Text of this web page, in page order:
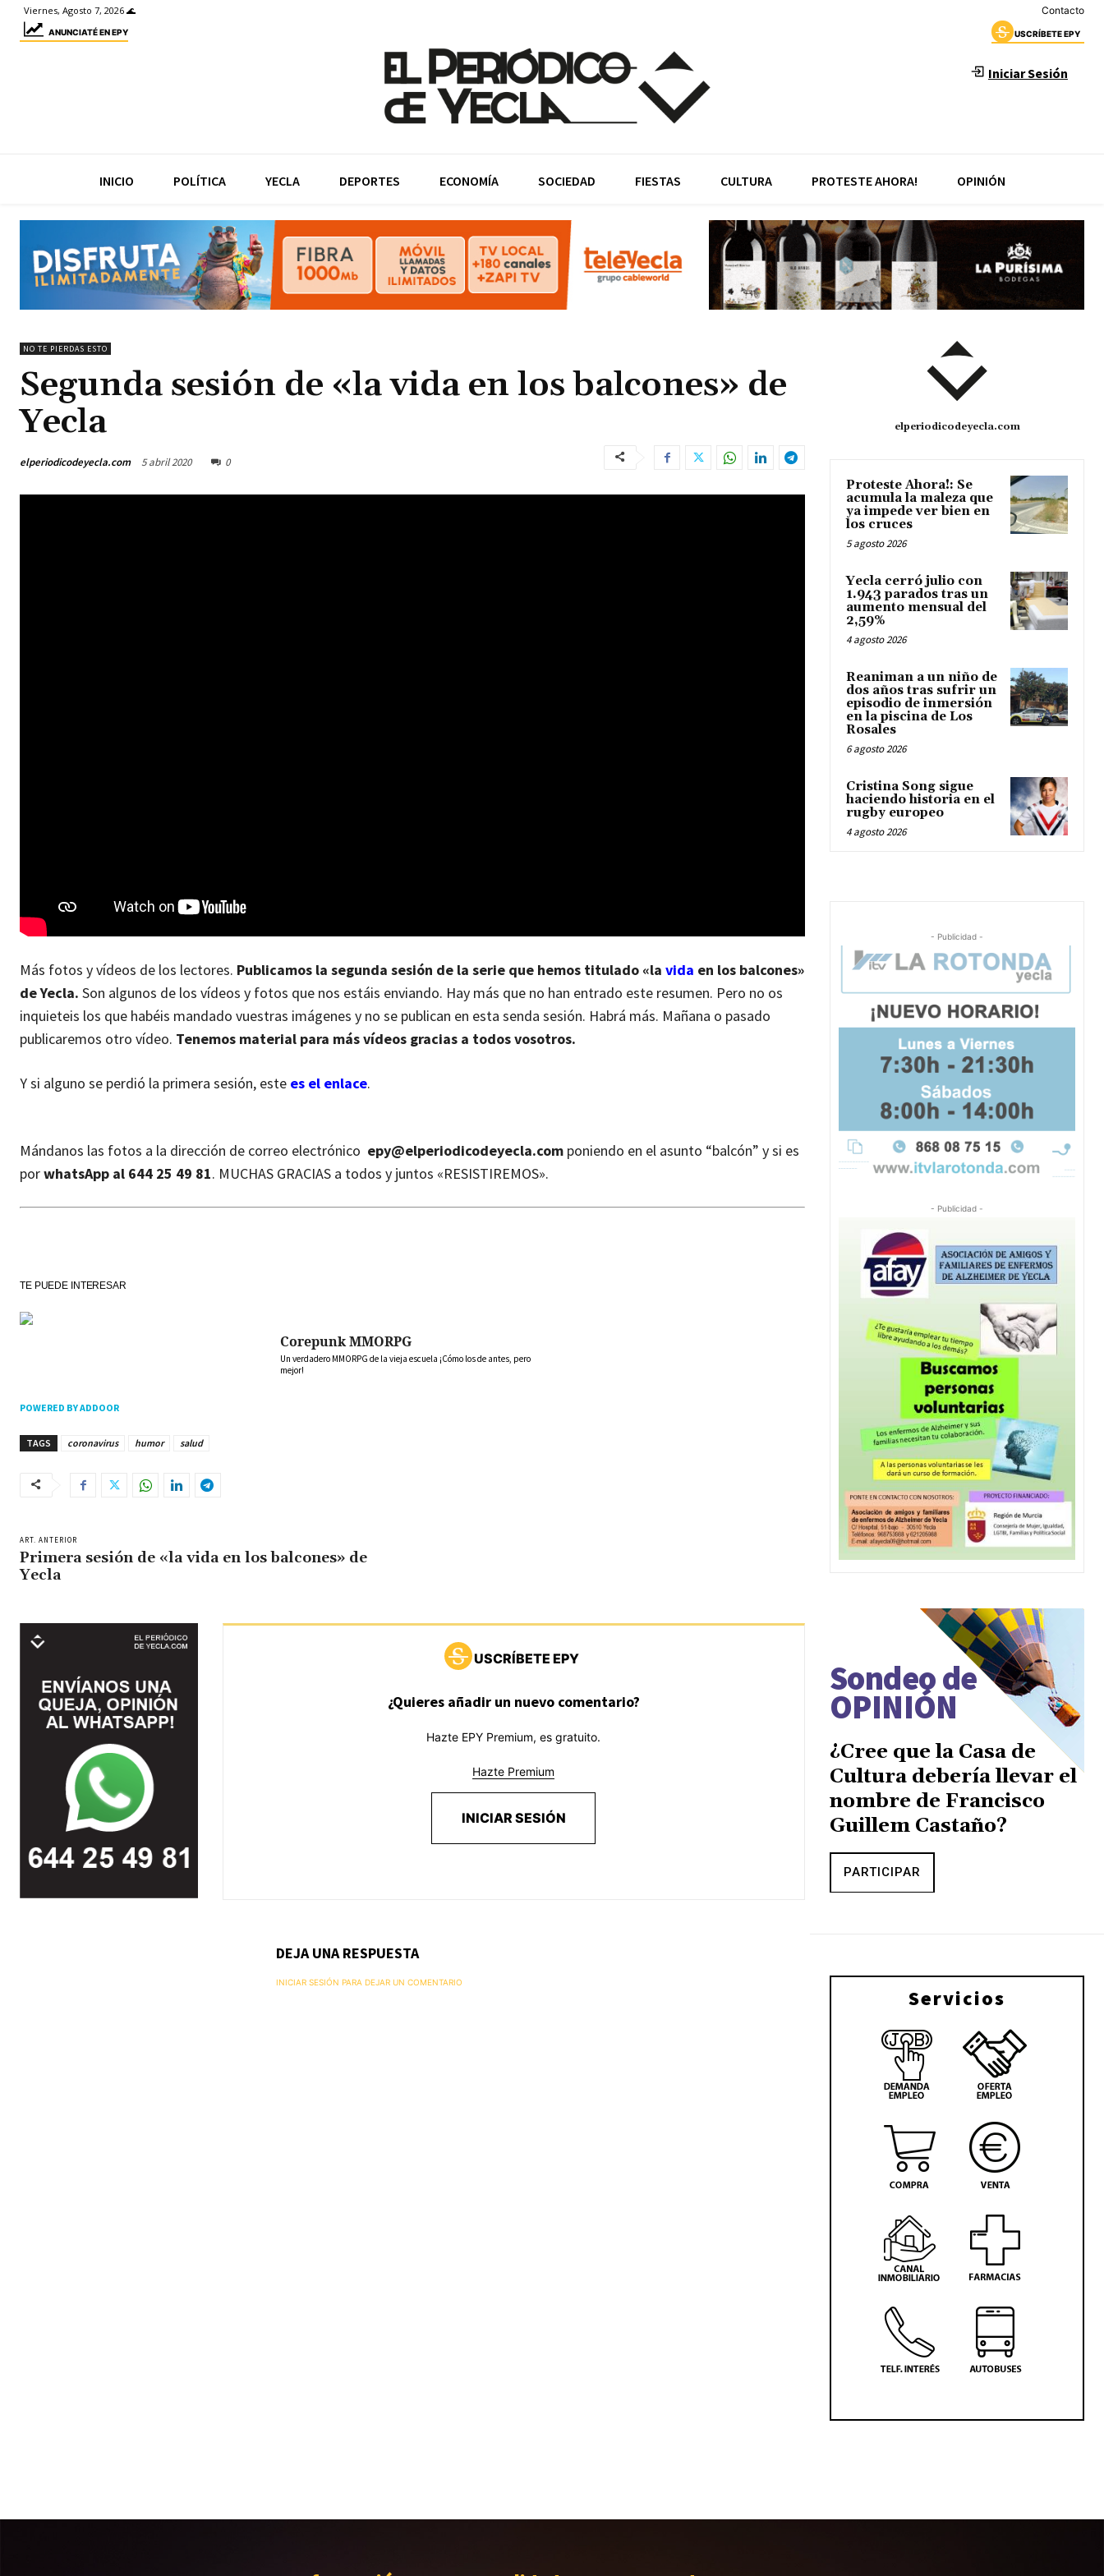
Viernes, Agosto 7, 2026 🌊 Contacto
ANUNCIATÉ EN EPY USCRÍBETE EPY
Iniciar Sesión
INICIO POLÍTICA YECLA DEPORTES ECONOMÍA SOCIEDAD FIESTAS CULTURA PROTESTE AHORA! OPINIÓN
NO TE PIERDAS ESTO
Segunda sesión de «la vida en los balcones» de
Yecla
elperiodicodeyecla.com 5 abril 2020 0
Más fotos y vídeos de los lectores. Publicamos la segunda sesión de la serie que hemos titulado «la vida en los balcones»
de Yecla. Son algunos de los vídeos y fotos que nos estáis enviando. Hay más que no han entrado este resumen. Pero no os
inquieteis los que habéis mandado vuestras imágenes y no se publican en esta senda sesión. Habrá más. Mañana o pasado
publicaremos otro vídeo. Tenemos material para más vídeos gracias a todos vosotros.
Y si alguno se perdió la primera sesión, este es el enlace.
Mándanos las fotos a la dirección de correo electrónico epy@elperiodicodeyecla.com poniendo en el asunto “balcón” y si es
porwhatsApp al 644 25 49 81. MUCHAS GRACIAS a todos y juntos «RESISTIREMOS».
TE PUEDE INTERESAR
Corepunk MMORPG
Un verdadero MMORPG de la vieja escuela ¡Cómo los de antes, pero
mejor!
POWERED BY ADDOOR
TAGS coronavirus humor salud
ART. ANTERIOR
Primera sesión de «la vida en los balcones» de
Yecla
USCRÍBETE EPY
¿Quieres añadir un nuevo comentario?
Hazte EPY Premium, es gratuito.
Hazte Premium
INICIAR SESIÓN
DEJA UNA RESPUESTA
INICIAR SESIÓN PARA DEJAR UN COMENTARIO
elperiodicodeyecla.com
Proteste Ahora!: Se
acumula la maleza que
ya impede ver bien en
los cruces
5 agosto 2026
Yecla cerró julio con
1.943 parados tras un
aumento mensual del
2,59%
4 agosto 2026
Reaniman a un niño de
dos años tras sufrir un
episodio de inmersión
en la piscina de Los
Rosales
6 agosto 2026
Cristina Song sigue
haciendo historia en el
rugby europeo
4 agosto 2026
- Publicidad -
- Publicidad -
Sondeo de
OPINIÓN
¿Cree que la Casa de
Cultura debería llevar el
nombre de Francisco
Guillem Castaño?
PARTICIPAR
Servicios